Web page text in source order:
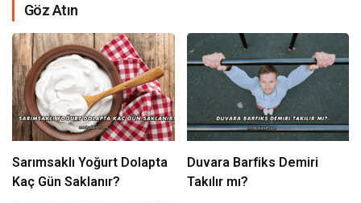
Göz Atın
Sarımsaklı Yoğurt Dolapta
Kaç Gün Saklanır?
Duvara Barfiks Demiri
Takılır mı?